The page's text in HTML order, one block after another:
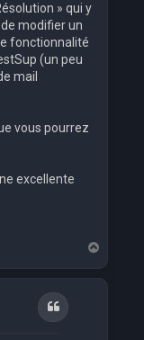
» qui y
modifier un
fonctionnalité
(un peu
mail
vous pourrez
excellente
a
u
Citation